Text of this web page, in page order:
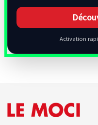
Activation